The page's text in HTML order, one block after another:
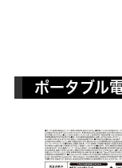
ポータブル